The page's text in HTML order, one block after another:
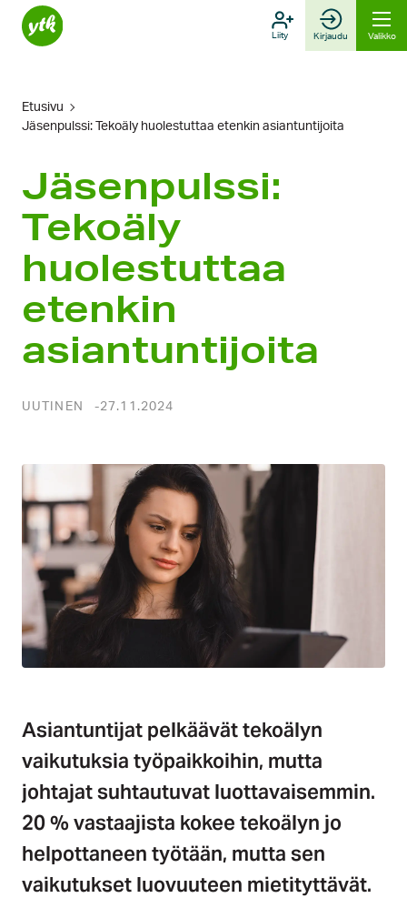
Hyppää
sisältöön
Liity Kirjaudu Valikko
Etusivu
Jäsenpulssi: Tekoäly huolestuttaa etenkin asiantuntijoita
Jäsenpulssi:
Tekoäly
huolestuttaa
etenkin
asiantuntijoita
UUTINEN 27.11.2024
Asiantuntijat pelkäävät tekoälyn
vaikutuksia työpaikkoihin, mutta
johtajat suhtautuvat luottavaisemmin.
20 % vastaajista kokee tekoälyn jo
helpottaneen työtään, mutta sen
vaikutukset luovuuteen mietityttävät.